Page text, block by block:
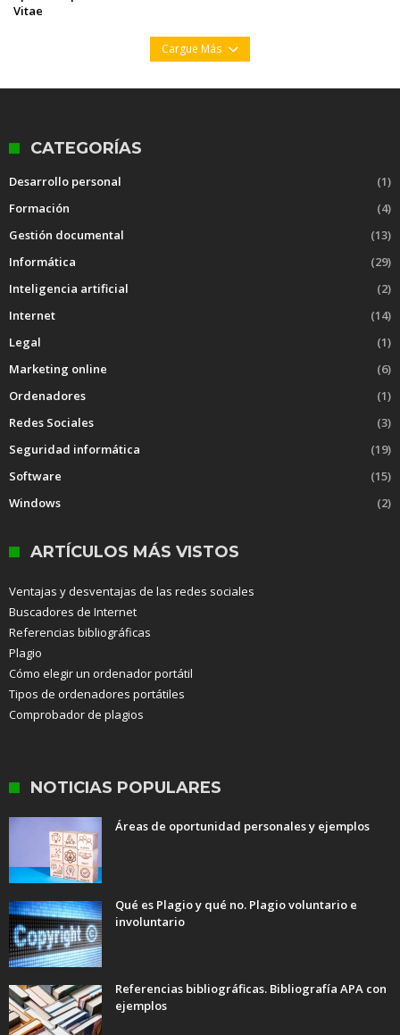
Vitae
Cargue Más
CATEGORÍAS
Desarrollo personal
(1)
Formación
(4)
Gestión documental
(13)
Informática
(29)
Inteligencia artificial
(2)
Internet
(14)
Legal
(1)
Marketing online
(6)
Ordenadores
(1)
Redes Sociales
(3)
Seguridad informática
(19)
Software
(15)
Windows
(2)
ARTÍCULOS MÁS VISTOS
Ventajas y desventajas de las redes sociales
Buscadores de Internet
Referencias bibliográficas
Plagio
Cómo elegir un ordenador portátil
Tipos de ordenadores portátiles
Comprobador de plagios
NOTICIAS POPULARES
Áreas de oportunidad personales y ejemplos
Qué es Plagio y qué no. Plagio voluntario e
involuntario
Referencias bibliográficas. Bibliografía APA con
ejemplos